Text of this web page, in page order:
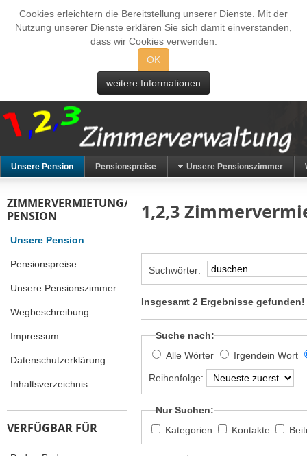
Cookies erleichtern die Bereitstellung unserer Dienste. Mit der
Nutzung unserer Dienste erklären Sie sich damit einverstanden,
dass wir Cookies verwenden.
OK
weitere Informationen
Unsere Pension Pensionspreise Unsere Pensionszimmer
1,2,3
Suchwörter:
Insgesamt 2 Ergebnisse gefunden!
Suche nach:
Alle Wörter
Irgendein Wort
Reihenfolge:
Nur Suchen:
Kategorien
Kontakte
ZIMMERVERMIETUNG/
PENSION
Unsere Pension
Pensionspreise
Unsere Pensionszimmer
Wegbeschreibung
Impressum
Datenschutzerklärung
Inhaltsverzeichnis
VERFÜGBAR FÜR